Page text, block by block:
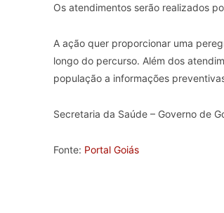
Os atendimentos serão realizados
A ação quer proporcionar uma
longo do percurso. Além dos
população a informações
Secretaria da Saúde – Governo de
Fonte: Portal Goiás